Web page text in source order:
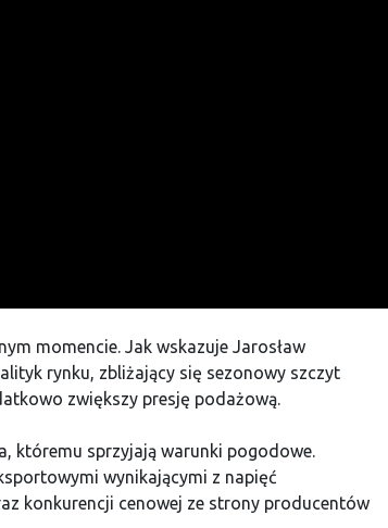
momencie. Jak wskazuje Jarosław
rynku, zbliżający się sezonowy szczyt
zwiększy presję podażową.
któremu sprzyjają warunki pogodowe.
wynikającymi z napięć
konkurencji cenowej ze strony producentów